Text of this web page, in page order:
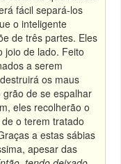
fácil separá-los
o inteligente
de três partes. Eles
joio de lado. Feito
a serem
os maus
de se espalhar
eles recolherão o
o terem tratado
a estas sábias
apesar das